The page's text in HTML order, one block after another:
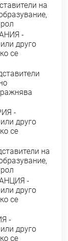
на
-
друго
се
-
друго
се
на
-
друго
се
-
друго
се